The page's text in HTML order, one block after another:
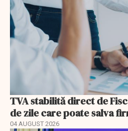
TVA stabilită direct de
de zile care poate salva
04 AUGUST 2026